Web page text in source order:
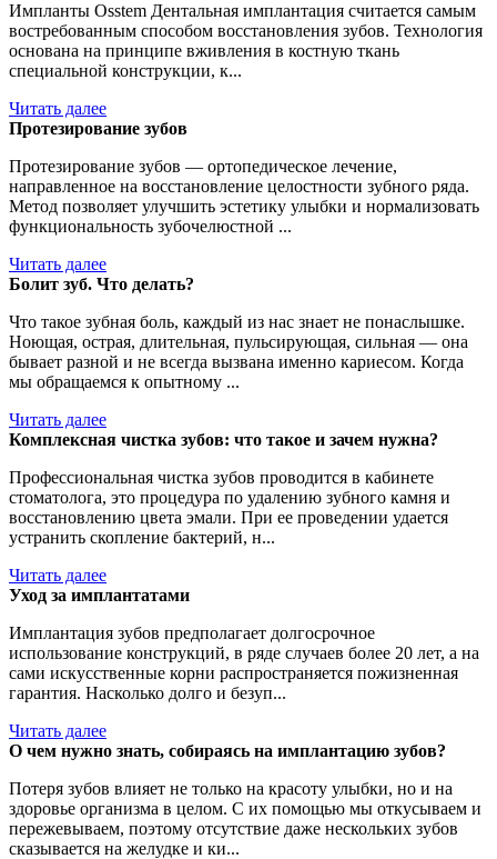
Импланты Osstem Дентальная имплантация считается самым
востребованным способом восстановления зубов. Технология
основана на принципе вживления в костную ткань
специальной конструкции, к...
Читать далее
Протезирование зубов
Протезирование зубов — ортопедическое лечение,
направленное на восстановление целостности зубного ряда.
Метод позволяет улучшить эстетику улыбки и нормализовать
функциональность зубочелюстной ...
Читать далее
Болит зуб. Что делать?
Что такое зубная боль, каждый из нас знает не понаслышке.
Ноющая, острая, длительная, пульсирующая, сильная — она
бывает разной и не всегда вызвана именно кариесом. Когда
мы обращаемся к опытному ...
Читать далее
Комплексная чистка зубов: что такое и зачем нужна?
Профессиональная чистка зубов проводится в кабинете
стоматолога, это процедура по удалению зубного камня и
восстановлению цвета эмали. При ее проведении удается
устранить скопление бактерий, н...
Читать далее
Уход за имплантатами
Имплантация зубов предполагает долгосрочное
использование конструкций, в ряде случаев более 20 лет, а на
сами искусственные корни распространяется пожизненная
гарантия. Насколько долго и безуп...
Читать далее
О чем нужно знать, собираясь на имплантацию зубов?
Потеря зубов влияет не только на красоту улыбки, но и на
здоровье организма в целом. С их помощью мы откусываем и
пережевываем, поэтому отсутствие даже нескольких зубов
сказывается на желудке и ки...